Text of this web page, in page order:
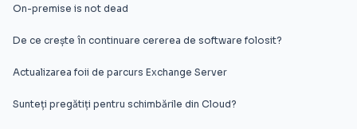
On-premise is not dead
De ce crește în continuare cererea de software folosit?
Actualizarea foii de parcurs Exchange Server
Sunteți pregătiți pentru schimbările din Cloud?